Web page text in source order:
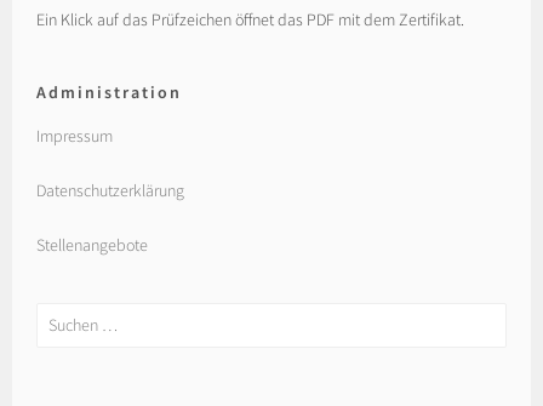
Ein Klick auf das Prüfzeichen öffnet das PDF mit dem Zertifikat.
Administration
Impressum
Datenschutzerklärung
Stellenangebote
Suchen